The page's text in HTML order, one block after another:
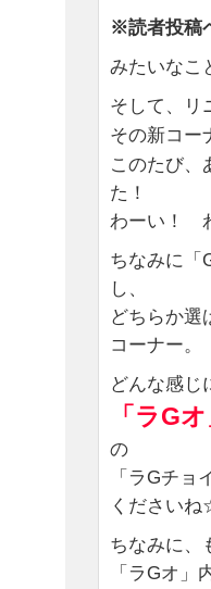
※読者投稿
みたいなこ
そして、リ
その新コー
このたび、
た！
わーい！
ちなみに「
し、
どちらか
コーナー。
どんな感じ
「ラG
の
「ラGチ
ください
ちなみに、
「ラGオ